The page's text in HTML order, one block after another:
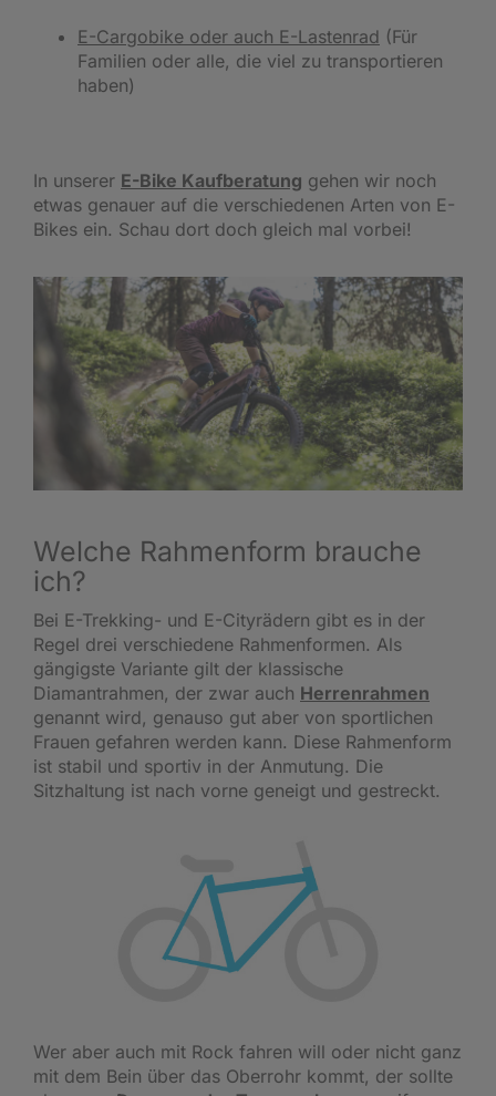
E-Cargobike oder auch E-Lastenrad (Für
Familien oder alle, die viel zu transportieren
haben)
In unserer E-Bike Kaufberatung gehen wir noch
etwas genauer auf die verschiedenen Arten von E-
Bikes ein. Schau dort doch gleich mal vorbei!
Welche Rahmenform brauche
ich?
Bei E-Trekking- und E-Cityrädern gibt es in der
Regel drei verschiedene Rahmenformen. Als
gängigste Variante gilt der klassische
Diamantrahmen, der zwar auch Herrenrahmen
genannt wird, genauso gut aber von sportlichen
Frauen gefahren werden kann. Diese Rahmenform
ist stabil und sportiv in der Anmutung. Die
Sitzhaltung ist nach vorne geneigt und gestreckt.
Wer aber auch mit Rock fahren will oder nicht ganz
mit dem Bein über das Oberrohr kommt, der sollte